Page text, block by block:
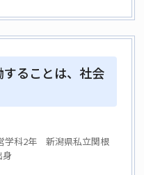
ることは、社会
学科2年 新潟県私立関根
身